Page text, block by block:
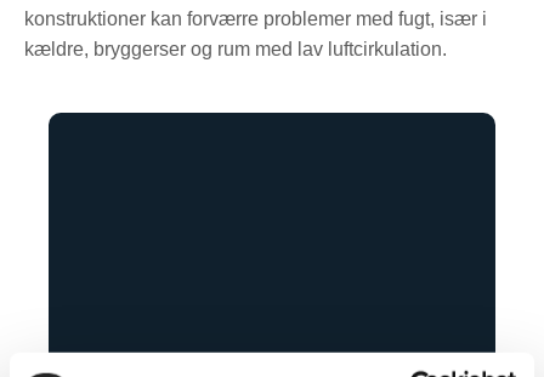
konstruktioner kan forværre problemer med fugt, især i
kældre, bryggerser og rum med lav luftcirkulation.